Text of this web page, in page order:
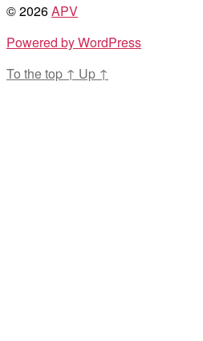
© 2026APV
Powered by WordPress
To the top ↑ Up ↑